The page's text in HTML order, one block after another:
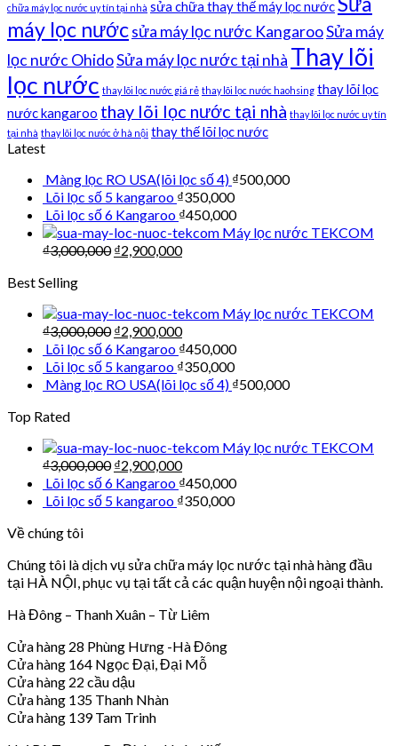
chữa máy lọc nước uy tín tại nhà sửa chữa thay thế máy lọc nước
máy lọc nướcsửa máy lọc nước KangarooSửa máy
lọc nước OhidoSửa máy lọc nước tại nhà Thay lõi
lọc nước thay lõi lọc nước giá rẻ thay lõi lọc nước haohsing thay lõi lọc
nước kangaroo thay lõi lọc nước tại nhà thay lõi lọc nước uy tín
tại nhà thay lõi lọc nước ở hà nội thay thế lõi lọc nước
Latest
Màng lọc RO USA(lõi lọc số 4) ₫500,000
Lõi lọc số 5 kangaroo ₫350,000
Lõi lọc số 6 Kangaroo ₫450,000
Máy lọc nước TEKCOM
₫3,000,000 ₫2,900,000
Best Selling
Máy lọc nước TEKCOM
₫3,000,000 ₫2,900,000
Lõi lọc số 6 Kangaroo ₫450,000
Lõi lọc số 5 kangaroo ₫350,000
Màng lọc RO USA(lõi lọc số 4) ₫500,000
Top Rated
Máy lọc nước TEKCOM
₫3,000,000 ₫2,900,000
Lõi lọc số 6 Kangaroo ₫450,000
Lõi lọc số 5 kangaroo ₫350,000
Về chúng tôi
Chúng tôi là dịch vụ sửa chữa máy lọc nước tại nhà hàng đầu
tại HÀ NỘI, phục vụ tại tất cả các quận huyện nội ngoại thành.
Hà Đông – Thanh Xuân – Từ Liêm
Cửa hàng 28 Phùng Hưng -Hà Đông
Cửa hàng 164 Ngọc Đại, Đại Mỗ
Cửa hàng 22 cầu dậu
Cửa hàng 135 Thanh Nhàn
Cửa hàng 139 Tam Trinh